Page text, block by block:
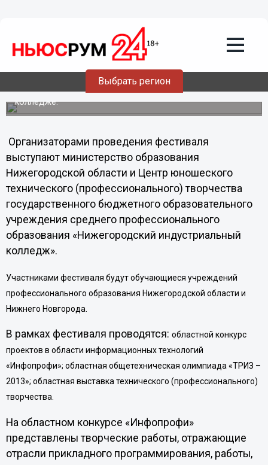
Выбрать регион
Областной фестиваль
профессионального творчества «И
мастерство, и вдохновение» состоится
в Нижнем Новгороде
Фестиваль пройдет в нижегородском индустриальном
колледже.
Организаторами проведения фестиваля
выступают министерство образования
Нижегородской области и Центр юношеского
технического (профессионального) творчества
государственного бюджетного образовательного
учреждения среднего профессионального
образования «Нижегородский индустриальный
колледж».
Участниками фестиваля будутобучающиеся учреждений
профессионального образования Нижегородской области и
Нижнего Новгорода.
В рамках фестиваля проводятся: областной конкурс
проектов в области информационных технологий
«Инфопрофи»; областная общетехническая олимпиада «ТРИЗ –
2013»; областная выставка технического (профессионального)
творчества.
На областном конкурсе «Инфопрофи»
представлены творческие работы, отражающие
отрасли прикладного программирования, работы,